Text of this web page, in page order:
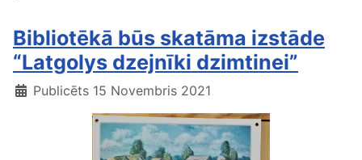
Bibliotēkā būs skatāma izstāde
“Latgolys dzejnīki dzimtinei”
Publicēts 15 Novembris 2021